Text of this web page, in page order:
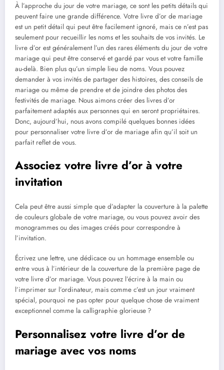
À l’approche du jour de votre mariage, ce sont les petits détails qui
peuvent faire une grande différence. Votre livre d’or de mariage
est un petit détail qui peut être facilement ignoré, mais ce n’est pas
seulement pour recueillir les noms et les souhaits de vos invités. Le
livre d’or est généralement l’un des rares éléments du jour de votre
mariage qui peut être conservé et gardé par vous et votre famille
au-delà. Bien plus qu’un simple lieu de noms. Vous pouvez
demander à vos invités de partager des histoires, des conseils de
mariage ou même de prendre et de joindre des photos des
festivités de mariage. Nous aimons créer des livres d’or
parfaitement adaptés aux personnes qui en seront propriétaires.
Donc, aujourd’hui, nous avons compilé quelques bonnes idées
pour personnaliser votre livre d’or de mariage afin qu’il soit un
parfait reflet de vous.
Associez votre livre d’or à votre
invitation
Cela peut être aussi simple que d’adapter la couverture à la palette
de couleurs globale de votre mariage, ou vous pouvez avoir des
monogrammes ou des images créés pour correspondre à
l’invitation.
Écrivez une lettre, une dédicace ou un hommage ensemble ou
entre vous à l’intérieur de la couverture de la première page de
votre livre d’or mariage. Vous pouvez l’écrire à la main ou
l’imprimer sur l’ordinateur, mais comme c’est un jour vraiment
spécial, pourquoi ne pas opter pour quelque chose de vraiment
exceptionnel comme la calligraphie glorieuse ?
Personnalisez votre livre d’or de
mariage avec vos noms